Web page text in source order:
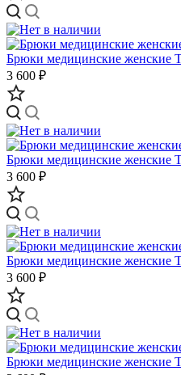
Брюки медицинские женские
3 600 ₽
Брюки медицинские женские
3 600 ₽
Брюки медицинские женские
3 600 ₽
Брюки медицинские женские